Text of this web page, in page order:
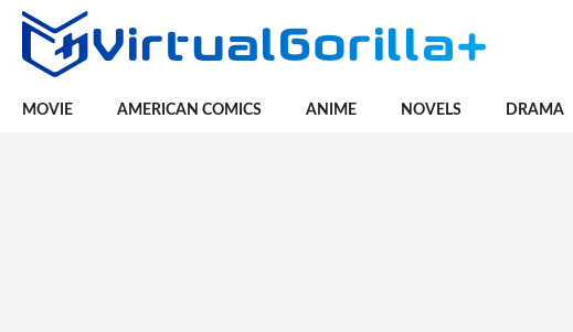
MOVIE AMERICAN COMICS ANIME NOVELS DRAMA